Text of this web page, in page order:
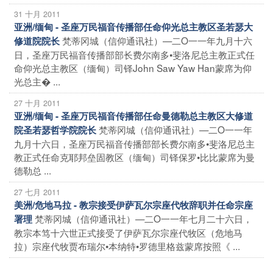
31 十月 2011
亚洲/缅甸 - 圣座万民福音传播部任命仰光总主教区圣若瑟大
修道院院长梵蒂冈城（信仰通讯社）—二O一一年九月十六
日，圣座万民福音传播部部长费尔南多•斐洛尼总主教正式任
命仰光总主教区（缅甸）司铎John Saw Yaw Han蒙席为仰
光总主� ...
27 十月 2011
亚洲/缅甸 - 圣座万民福音传播部任命曼德勒总主教区大修道
院圣若瑟哲学院院长梵蒂冈城（信仰通讯社）—二O一一年
九月十六日，圣座万民福音传播部部长费尔南多•斐洛尼总主
教正式任命克耶邦垒固教区（缅甸）司铎保罗•比比蒙席为曼
德勒总 ...
27 七月 2011
美洲/危地马拉 - 教宗接受伊萨瓦尔宗座代牧辞职并任命宗座
署理梵蒂冈城（信仰通讯社）—二O一一年七月二十六日，
教宗本笃十六世正式接受了伊萨瓦尔宗座代牧区（危地马
拉）宗座代牧贾布瑞尔•本纳特•罗德里格兹蒙席按照《 ...